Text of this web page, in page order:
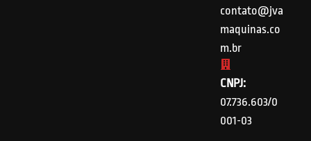
contato@jva
maquinas.co
m.br
CNPJ:
07.736.603/0
001-03